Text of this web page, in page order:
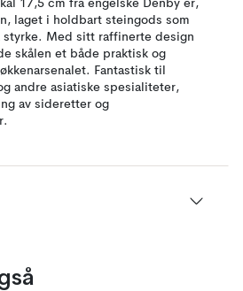
17,5 cm fra engelske Denby er,
laget i holdbart steingods som
styrke. Med sitt raffinerte design
skålen et både praktisk og
Fantastisk til
andre asiatiske spesialiteter,
av sideretter og